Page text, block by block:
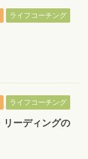
ライフコーチング
ライフコーチング
リーディングの